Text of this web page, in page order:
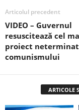
Articolul precedent
VIDEO – Guvernul
resuscitează cel
proiect
comunismului
ARTICOLE